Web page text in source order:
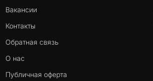
Вакансии
Контакты
Обратная связь
О нас
Публичная оферта